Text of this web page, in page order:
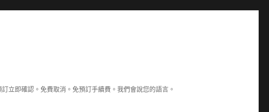
立即確認。免費取消。免預訂手續費。我們會說您的語言。